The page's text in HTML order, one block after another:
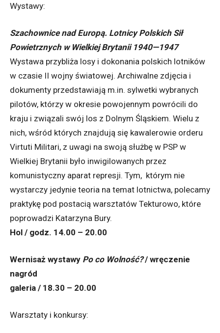
Wystawy:
Szachownice nad Europą. Lotnicy Polskich Sił
Powietrznych w Wielkiej Brytanii 1940—1947
Wystawa przybliża losy i dokonania polskich lotników
w czasie II wojny światowej. Archiwalne zdjęcia i
dokumenty przedstawiają m.in. sylwetki wybranych
pilotów, którzy w okresie powojennym powrócili do
kraju i związali swój los z Dolnym Śląskiem. Wielu z
nich, wśród których znajdują się kawalerowie orderu
Virtuti Militari, z uwagi na swoją służbę w PSP w
Wielkiej Brytanii było inwigilowanych przez
komunistyczny aparat represji. Tym, którym nie
wystarczy jedynie teoria na temat lotnictwa, polecamy
praktykę pod postacią warsztatów Tekturowo, które
poprowadzi Katarzyna Bury.
Hol / godz. 14.00 – 20.00
Wernisaż wystawy Po co Wolność?/ wręczenie
nagród
galeria / 18.30 – 20.00
Warsztaty i konkursy: